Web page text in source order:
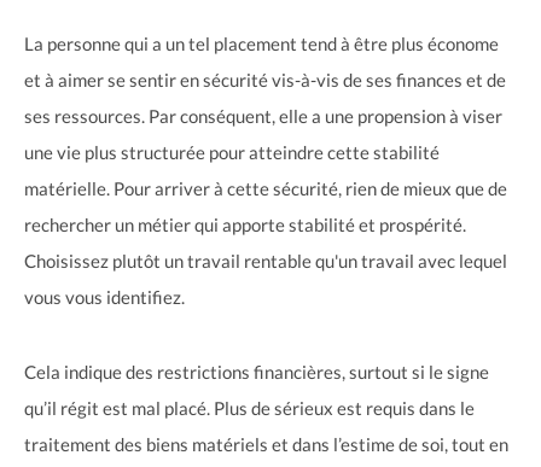
La personne qui a un tel placement tend à être plus économe
et à aimer se sentir en sécurité vis-à-vis de ses finances et de
ses ressources. Par conséquent, elle a une propension à viser
une vie plus structurée pour atteindre cette stabilité
matérielle. Pour arriver à cette sécurité, rien de mieux que de
rechercher un métier qui apporte stabilité et prospérité.
Choisissez plutôt un travail rentable qu'un travail avec lequel
vous vous identifiez.
Cela indique des restrictions financières, surtout si le signe
qu’il régit est mal placé. Plus de sérieux est requis dans le
traitement des biens matériels et dans l’estime de soi, tout en